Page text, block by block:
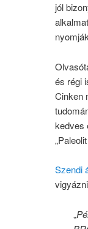
jól
és régi
Cinken
kedves
Szendi
„